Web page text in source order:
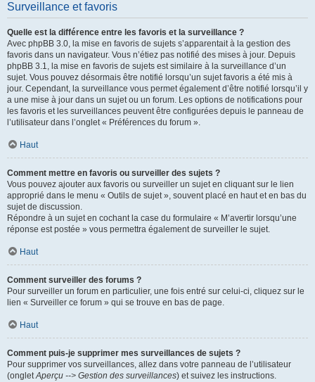
Surveillance et favoris
Quelle est la différence entre les favoris et la surveillance ?
Avec phpBB 3.0, la mise en favoris de sujets s’apparentait à la gestion des
favoris dans un navigateur. Vous n’étiez pas notifié des mises à jour. Depuis
phpBB 3.1, la mise en favoris de sujets est similaire à la surveillance d’un
sujet. Vous pouvez désormais être notifié lorsqu’un sujet favoris a été mis à
jour. Cependant, la surveillance vous permet également d’être notifié lorsqu’il y
a une mise à jour dans un sujet ou un forum. Les options de notifications pour
les favoris et les surveillances peuvent être configurées depuis le panneau de
l’utilisateur dans l’onglet « Préférences du forum ».
Haut
Comment mettre en favoris ou surveiller des sujets ?
Vous pouvez ajouter aux favoris ou surveiller un sujet en cliquant sur le lien
approprié dans le menu « Outils de sujet », souvent placé en haut et en bas du
sujet de discussion.
Répondre à un sujet en cochant la case du formulaire « M’avertir lorsqu’une
réponse est postée » vous permettra également de surveiller le sujet.
Haut
Comment surveiller des forums ?
Pour surveiller un forum en particulier, une fois entré sur celui-ci, cliquez sur le
lien « Surveiller ce forum » qui se trouve en bas de page.
Haut
Comment puis-je supprimer mes surveillances de sujets ?
Pour supprimer vos surveillances, allez dans votre panneau de l’utilisateur
(ongletAperçu --> Gestion des surveillances) et suivez les instructions.